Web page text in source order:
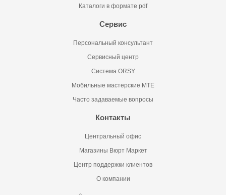
Каталоги в формате pdf
Сервис
Персональный консультант
Сервисный центр
Система ORSY
Мобильные мастерские MTE
Часто задаваемые вопросы
Контакты
Центральный офис
Магазины Вюрт Маркет
Центр поддержки клиентов
О компании